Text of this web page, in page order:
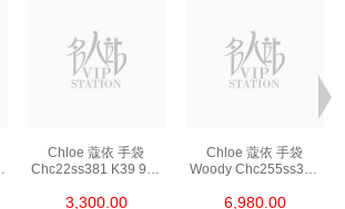
Chloe 蔻依 手袋
Chc22ss381 K39 9v0
3,300.00
Chloe 蔻依 手袋
Woody Chc255ss397
斜挎包/手提包
6,980.00